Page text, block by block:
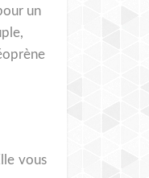
un
vous